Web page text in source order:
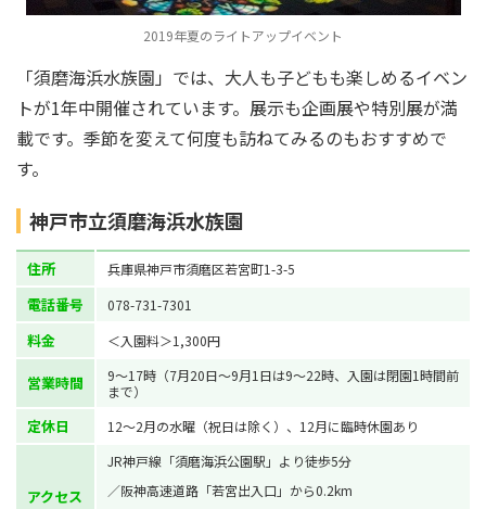
2019年夏のライトアップイベント
「須磨海浜水族園」では、大人も子どもも楽しめるイベン
トが1年中開催されています。展示も企画展や特別展が満
載です。季節を変えて何度も訪ねてみるのもおすすめで
す。
神戸市立須磨海浜水族園
住所 兵庫県神戸市須磨区若宮町1-3-5
電話番号 078-731-7301
料金 ＜入園料＞1,300円
営業時間
9～17時（7月20日～9月1日は9～22時、入園は閉園1時間前
まで）
定休日 12～2月の水曜（祝日は除く）、12月に臨時休園あり
アクセス
JR神戸線「須磨海浜公園駅」より徒歩5分
／阪神高速道路「若宮出入口」から0.2km